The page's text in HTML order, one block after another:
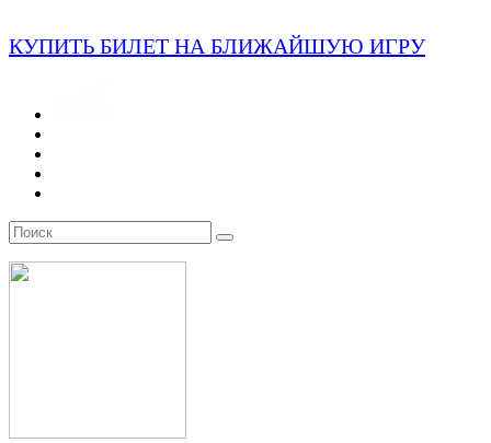
КУПИТЬ БИЛЕТ НА БЛИЖАЙШУЮ ИГРУ